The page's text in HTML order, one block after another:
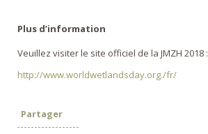
Plus d’information
Veuillez visiter le site officiel de la JMZH 2018 :
http://www.worldwetlandsday.org./fr/
Partager